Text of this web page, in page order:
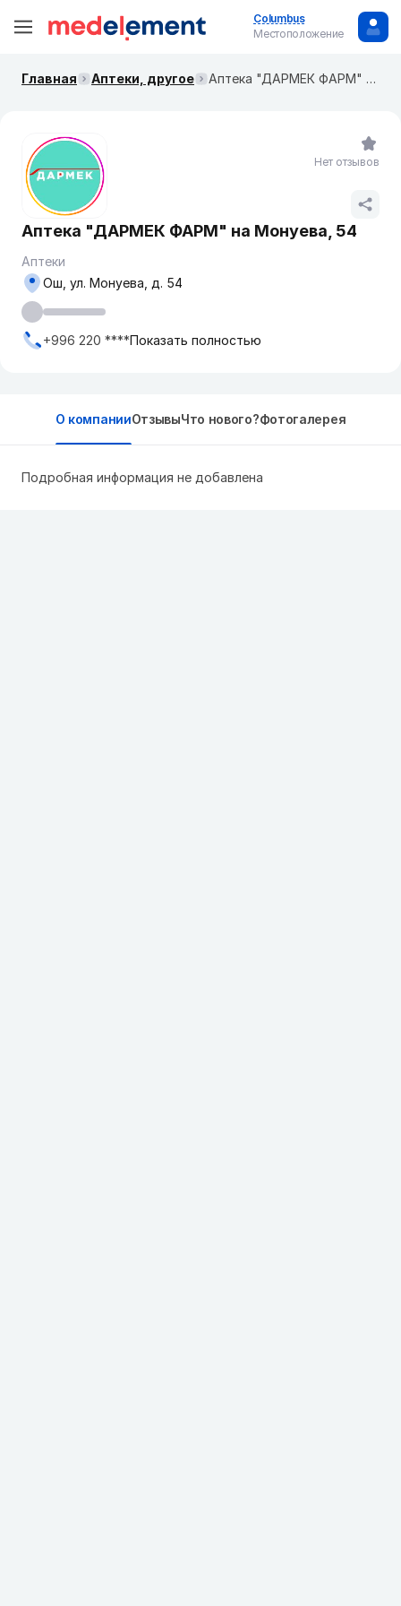
Columbus
Местоположение
Главная Аптеки, другое Аптека "ДАРМЕК ФАРМ" на Монуева, 54
Аптека "ДАРМЕК ФАРМ" на Монуева, 54
Аптеки
Ош, ул. Монуева, д. 54
+996 220 ****Показать полностью
Нет отзывов
О компанииОтзывыЧто нового?Фотогалерея
Подробная информация не добавлена